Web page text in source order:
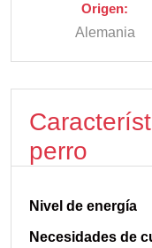
Origen:
Alemania
perro
Nivel de energía
Necesidades de